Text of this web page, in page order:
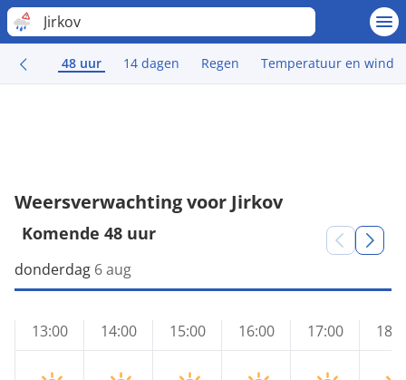
Jirkov
48 uur 14 dagen Regen Temperatuur en wind
Weersverwachting voor Jirkov
Komende 48 uur
donderdag 6 aug
13:00 14:00 15:00 16:00 17:00